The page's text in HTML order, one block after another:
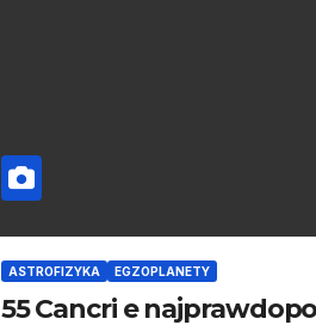
ASTROFIZYKA EGZOPLANETY
55 Cancri e